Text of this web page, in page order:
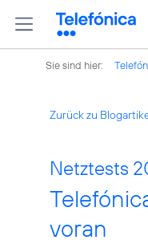
Sie sind hier:
Zurück zu
Netztests
voran